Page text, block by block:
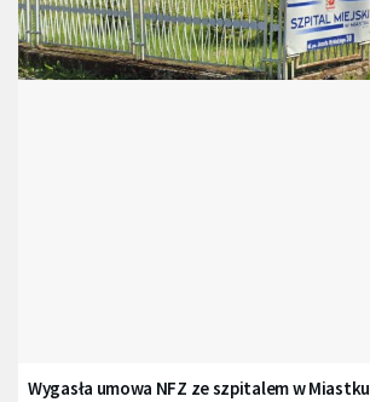
Wygasła umowa NFZ ze szpitalem w Miastku